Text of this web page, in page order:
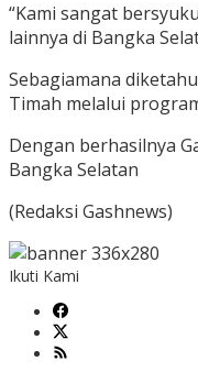
“Kami sangat
lainnya di Bangka
Sebagiamana
Timah melalui
Dengan berhasilnya
Bangka Selatan
(Redaksi Gashnews)
Ikuti Kami